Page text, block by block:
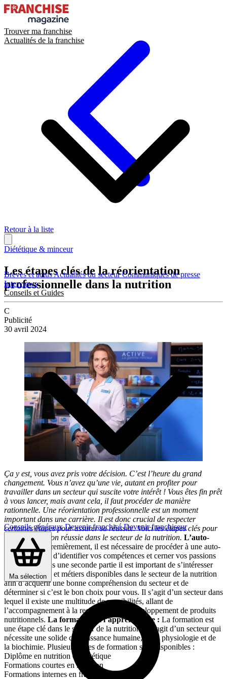
Trouver ma franchise
Actualités de la franchise
Brèves et actusActualités du secteurCommuniqués de presse
Interviews
Conseils et Guides
Conseils générauxDevenir franchiséDevenir franchiseur
Ma sélection
Retour à la liste
Diététique & minceur
Les étapes clés de la réorientation
professionnelle dans la nutrition
C
Publicité
30 avril 2024
Ça y est, vous avez pris votre décision. C’est l’heure du grand
changement. Vous n’avez qu’une vie, autant en profiter pour
travailler dans un secteur qui suscite votre intérêt ! Vous êtes fin prêt
à vous lancer, mais avant cela, il faut procéder de manière
rationnelle. Une réorientation professionnelle est un moment
important dans une carrière. Il est donc crucial de respecter
certaines étapes pour assurer sa réussite. Voici les étapes clés pour
une reconversion réussie dans le secteur de la nutrition. L’auto-
évaluation :
Premièrement, il est nécessaire de procéder à une auto-
évaluation afin d’identifier vos compétences et cerner vos passions
et intérêts. Dans une seconde partie il est important de s’intéresser
aux formations et métiers disponibles dans le secteur de la nutrition
afin d’acquérir une bonne compréhension du secteur et de
déterminer si c’est le bon choix pour vous. Il s’agit d’un secteur dans
lequel il existe une multitude de possibilités, allant de
l’accompagnement à la recherche et au développement de produits
nutritionnels. La formation et l’apprentissage : La formation est
une étape clé dans le secteur de la nutrition, il s’agit d’un secteur qui
nécessite une solide connaissance humaine, de la physiologie et de
la biochimie. Plusieurs voies de formation sont disponibles :
Diplôme en nutrition et diététique
Formations courtes en nutrition
Formations internes en franchise